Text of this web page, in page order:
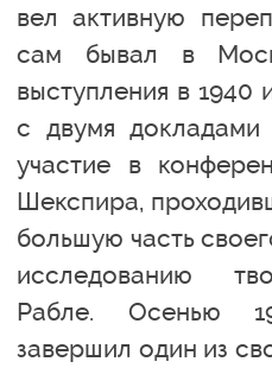
вел активную
сам бывал в
выступления в
с двумя
участие в
Шекспира,
большую часть
исследованию
Рабле. Осенью
завершил один из